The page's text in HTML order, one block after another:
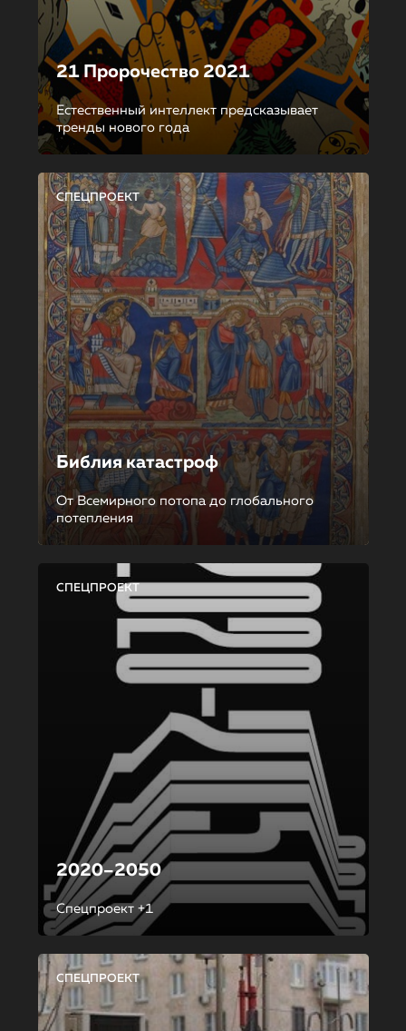
21 Пророчество 2021
Естественный интеллект предсказывает
тренды нового года
СПЕЦПРОЕКТ
Библия катастроф
От Всемирного потопа до глобального
потепления
СПЕЦПРОЕКТ
2020–2050
Спецпроект +1
СПЕЦПРОЕКТ